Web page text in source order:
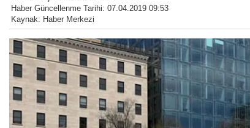
Haber Güncellenme Tarihi: 07.04.2019 09:53
Kaynak: Haber Merkezi